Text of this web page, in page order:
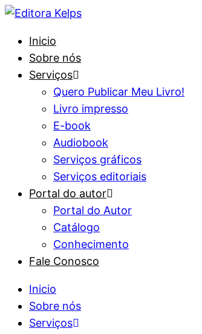
Inicio
Sobre nós
Serviços
Quero Publicar Meu Livro!
Livro impresso
E-book
Audiobook
Serviços gráficos
Serviços editoriais
Portal do autor
Portal do Autor
Catálogo
Conhecimento
Fale Conosco
Inicio
Sobre nós
Serviços